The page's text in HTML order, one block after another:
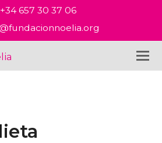
+34 657 30 37 06